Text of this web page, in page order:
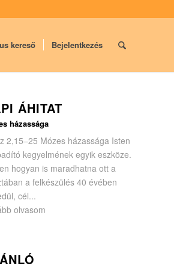
kereső Bejelentkezés
ÁHITAT
házassága
2,15–25 Mózes házassága Isten
kegyelmének egyik eszköze.
hogyan is maradhatna ott a
a felkészülés 40 évében
cél...
olvasom